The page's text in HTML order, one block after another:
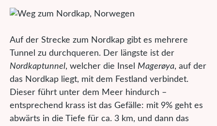
Auf der Strecke zum Nordkap gibt es mehrere
Tunnel zu durchqueren. Der längste ist der
Nordkaptunnel, welcher die Insel Magerøya, auf der
das Nordkap liegt, mit dem Festland verbindet.
Dieser führt unter dem Meer hindurch –
entsprechend krass ist das Gefälle: mit 9% geht es
abwärts in die Tiefe für ca. 3 km, und dann das